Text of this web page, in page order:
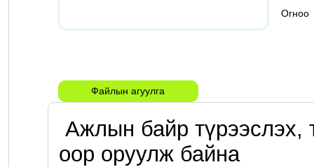
Файлын агуулга
оор оруулж байна